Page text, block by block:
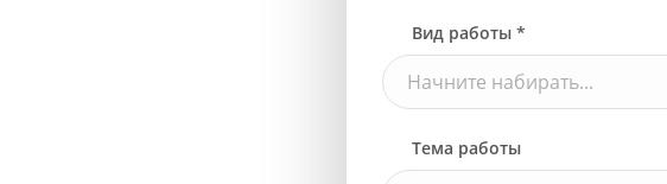
Вид работы *
Начните набирать...
Тема работы